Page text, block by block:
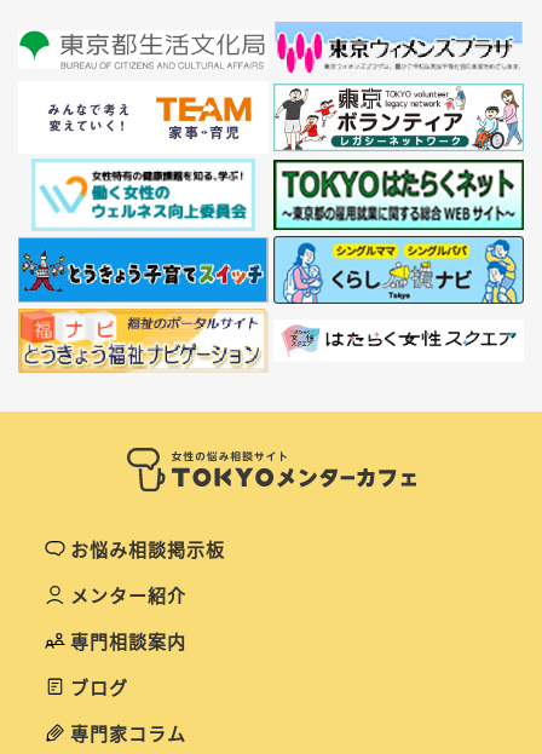
お悩み相談掲示板
メンター紹介
専門相談案内
ブログ
専門家コラム